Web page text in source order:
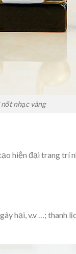
nhạc vàng
hiện đại trang trí
hại, v.v …; thanh